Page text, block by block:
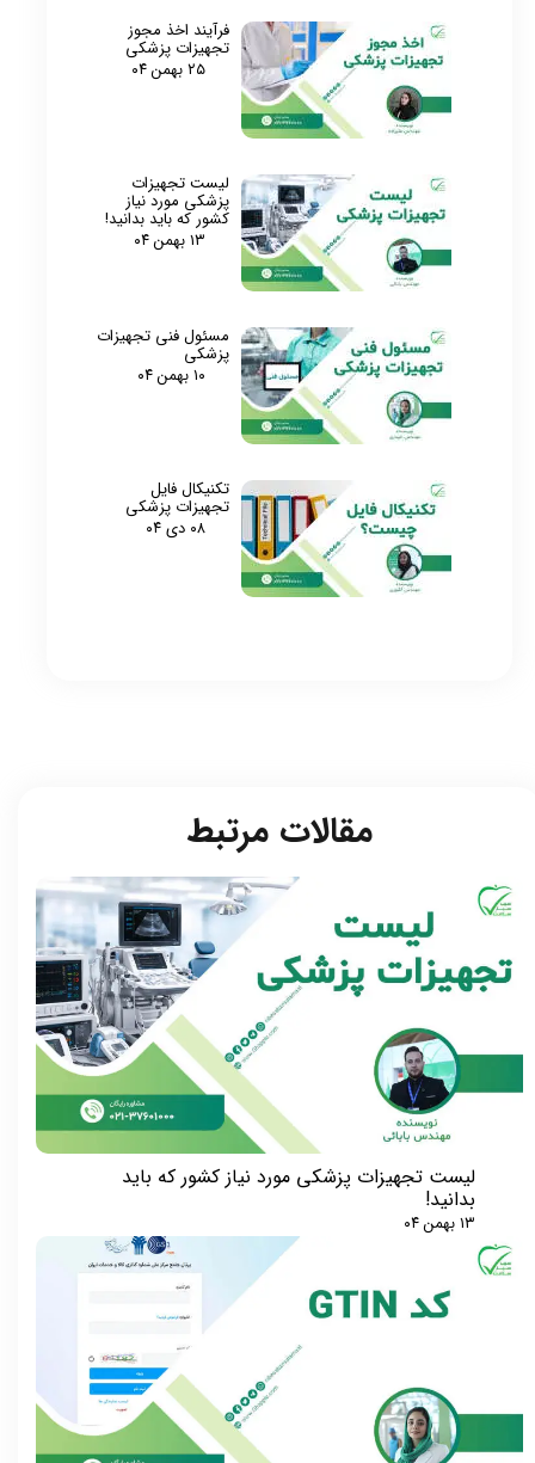
فرآیند اخذ مجوز
تجهیزات پزشکی
۲۵ بهمن ۰۴
لیست تجهیزات
پزشکی مورد نیاز
کشور که باید بدانید!
۱۳ بهمن ۰۴
مسئول فنی تجهیزات
پزشکی
۱۰ بهمن ۰۴
تکنیکال فایل
تجهیزات پزشکی
۰۸ دی ۰۴
لیست تجهیزات پزشکی مورد نیاز کشور که باید
بدانید!
۱۳ بهمن ۰۴
مقالات مرتبط​​​​​​​